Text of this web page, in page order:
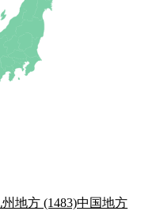
州地方 (1483)中国地方